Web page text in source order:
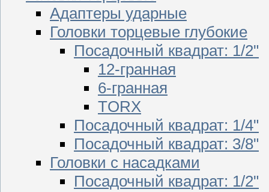
Адаптеры ударные
Головки торцевые глубокие
Посадочный квадрат: 1/2"
12-гранная
6-гранная
TORX
Посадочный квадрат: 1/4"
Посадочный квадрат: 3/8"
Головки с насадками
Посадочный квадрат: 1/2"